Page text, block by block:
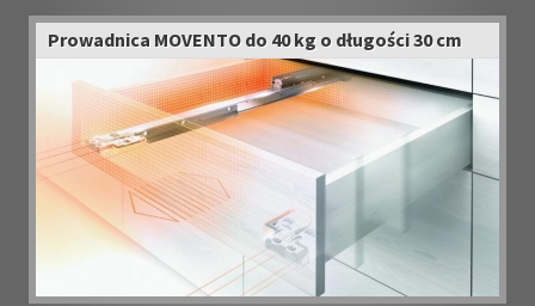
Prowadnica MOVENTO do 40 kg o długości 30 cm